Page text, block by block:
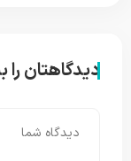
دیدگاهتان را